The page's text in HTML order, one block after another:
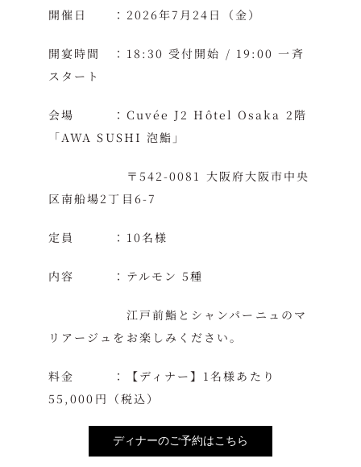
開催日 ：2026年7月24日（金）
開宴時間 ：18:30 受付開始 / 19:00 一斉
スタート
会場 ：Cuvée J2 Hôtel Osaka 2階
「AWA SUSHI 泡鮨」
〒542-0081 大阪府大阪市中央
区南船場2丁目6-7
定員 ：10名様
内容 ：テルモン 5種
江戸前鮨とシャンパーニュのマ
リアージュをお楽しみください。
料金 ：【ディナー】1名様あたり
55,000円（税込）
ディナーのご予約はこちら